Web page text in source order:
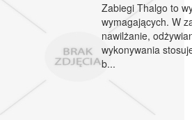
Zabiegi Thalgo to
wymagających. W
nawilżanie,
wykonywania
b...